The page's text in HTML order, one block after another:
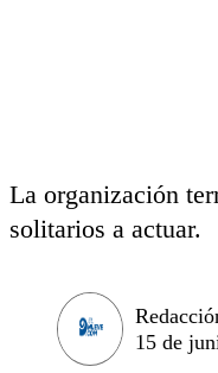
La organización
solitarios a actuar.
15 de